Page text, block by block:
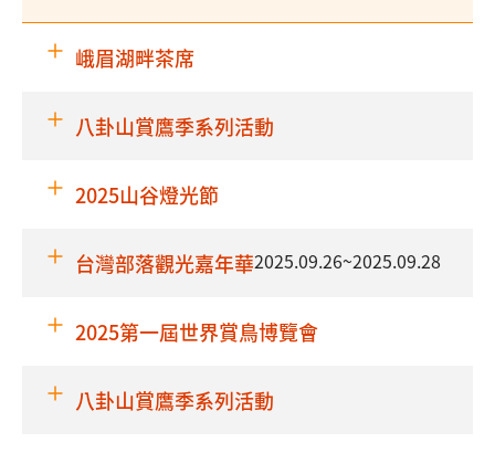
峨眉湖畔茶席
八卦山賞鷹季系列活動
2025山谷燈光節
台灣部落觀光嘉年華2025.09.26~2025.09.28
2025第一屆世界賞鳥博覽會
八卦山賞鷹季系列活動